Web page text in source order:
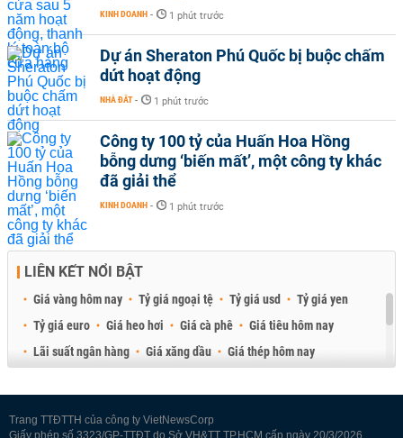
KINH DOANH - 1 phút trước
Dự án Sheraton Phú Quốc bị buộc chấm
dứt hoạt động
NHÀ ĐẤT - 1 phút trước
Công ty 100 tỷ của Huấn Hoa Hồng
bỗng dưng ‘biến mất’, một công ty khác
đã giải thể
KINH DOANH - 1 phút trước
LIÊN KẾT NỔI BẬT
Giá vàng hôm nay Tỷ giá ngoại tệ Tỷ giá usd
Tỷ giá yen
Tỷ giá euro
Giá heo hơi Giá cà phê
Giá tiêu hôm nay
Lãi suất ngân hàng
Giá xăng dầu
Giá thép hôm nay
Trang TTĐTTH của công ty VietNewsCorp
Giấy phép số 3323/GP-TTĐT do Sở VH&TT TP.HCM cấp ngày 20/3/2026